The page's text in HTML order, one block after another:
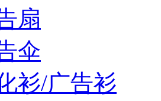
扇
伞
衫/广告衫